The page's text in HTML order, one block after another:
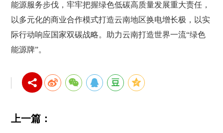
能源服务步伐，牢牢把握绿色低碳高质量发展重大责任，
以多元化的商业合作模式打造云南地区换电增长极，以实
际行动响应国家双碳战略。助力云南打造世界一流“绿色
能源牌”。
上一篇：